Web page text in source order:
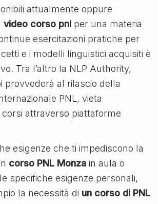
attualmente oppure
video corso pnl per una materia
esercitazioni pratiche per
e i modelli linguistici acquisiti è
Tra l’altro la NLP Authority,
provvederà al rilascio della
PNL, vieta
corsi attraverso piattaforme
esigenze che ti impediscono la
corso PNL Monza in aula o
specifiche esigenze personali,
la necessità di un corso di PNL